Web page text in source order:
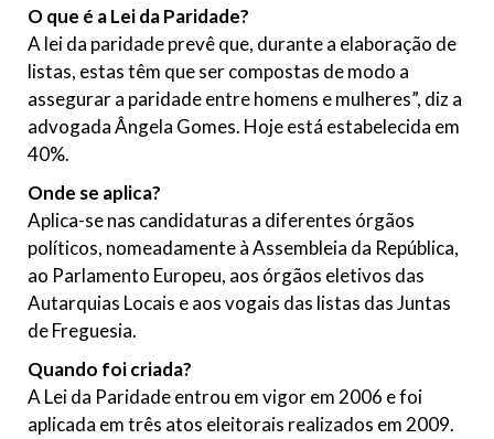
O que é a Lei da Paridade?
A lei da paridade prevê que, durante a elaboração de
listas, estas têm que ser compostas de modo a
assegurar a paridade entre homens e mulheres”, diz a
advogada Ângela Gomes. Hoje está estabelecida em
40%.
Onde se aplica?
Aplica-se nas candidaturas a diferentes órgãos
políticos, nomeadamente à Assembleia da República,
ao Parlamento Europeu, aos órgãos eletivos das
Autarquias Locais e aos vogais das listas das Juntas
de Freguesia.
Quando foi criada?
A Lei da Paridade entrou em vigor em 2006 e foi
aplicada em três atos eleitorais realizados em 2009.